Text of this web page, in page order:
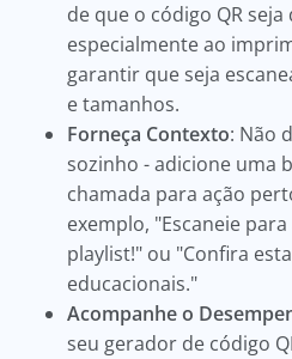
de que o código QR
especialmente ao
garantir que seja
e tamanhos.
Forneça Contexto: Não
sozinho - adicione uma
chamada para ação
exemplo, "Escaneie
playlist!" ou "Confira
educacionais."
Acompanhe o
seu gerador de código